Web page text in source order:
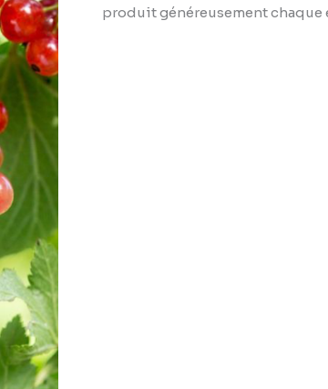
produit généreusement chaque